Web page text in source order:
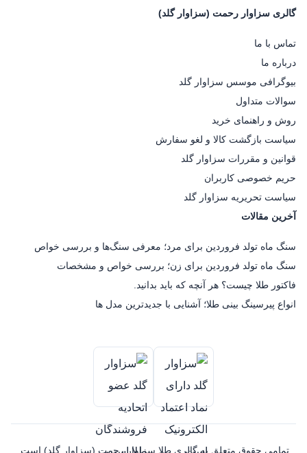
گالری سزاوار رحمت (سزاوار گلد)
تماس با ما
درباره ما
بیوگرافی موسس سزاوار گلد
سوالات متداول
روش و راهنمای خرید
سیاست بازگشت کالا و لغو سفارش
قوانین و مقررات سزاوار گلد
حریم خصوصی کاربران
سیاست تحریریه سزاوار گلد
آخرین مقالات
سنگ ماه تولد فروردین برای مرد؛ معرفی سنگ‌ها و بررسی خواص
سنگ ماه تولد فروردین برای زن؛ بررسی خواص و مشخصات
فاکتور طلا چیست؟ هر آنچه که باید بدانید.
انواع پیرسینگ بینی طلا؛ آشنایی با جدیدترین مدل ها
تمامی حقوق متعلق به گالری طلا سزاوار رحمت (سزاوار گلد) است.